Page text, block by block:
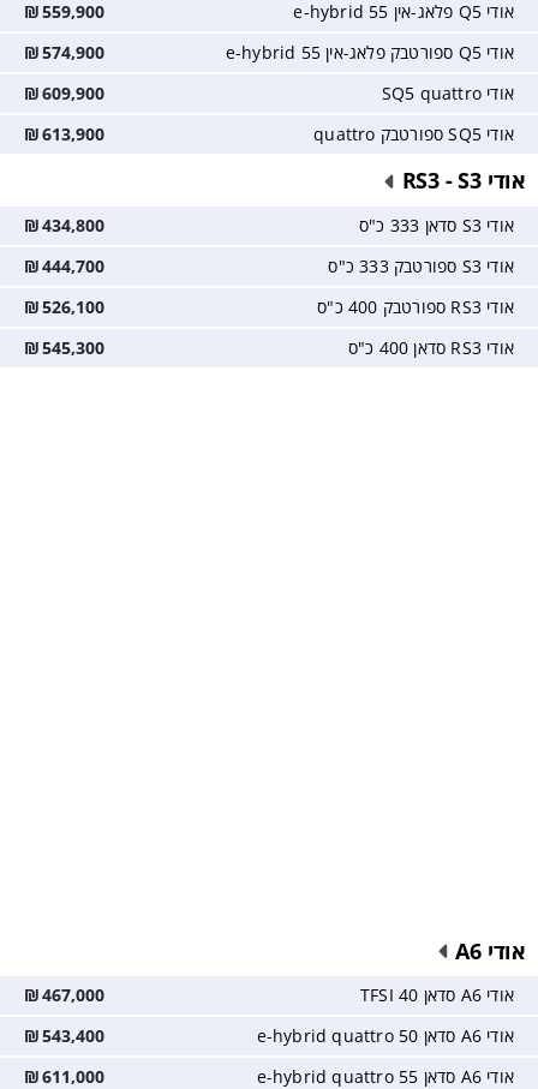
אודי Q5 פלאג-אין e-hybrid 55 559,900
₪
אודי Q5 ספורטבק פלאג-אין e-hybrid 55
574,900
₪
אודי SQ5 quattro
609,900
₪
אודי SQ5 ספורטבק quattro
613,900
₪
אודי RS3 - S3
אודי S3 סדאן 333 כ"ס 434,800
₪
אודי S3 ספורטבק 333 כ"ס
444,700
₪
אודי RS3 ספורטבק 400 כ"ס
526,100
₪
אודי RS3 סדאן 400 כ"ס
545,300
₪
אודי A6
אודי A6 סדאן 40 TFSI 467,000
₪
אודי A6 סדאן 50 e-hybrid quattro
543,400
₪
אודי A6 סדאן 55 e-hybrid quattro
611,000
₪